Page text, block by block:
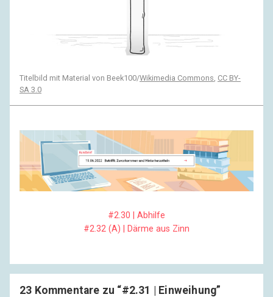
Titelbild mit Material von Beek100/Wikimedia Commons, CC BY-
SA 3.0
#2.30 | Abhilfe
#2.32 (A) | Därme aus Zinn
23 Kommentare zu “#2.31 | Einweihung”